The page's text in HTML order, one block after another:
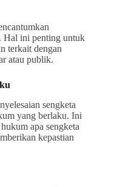
Hal ini penting untuk
terkait dengan
atau publik.
sengketa
yang berlaku. Ini
apa sengketa
kepastian